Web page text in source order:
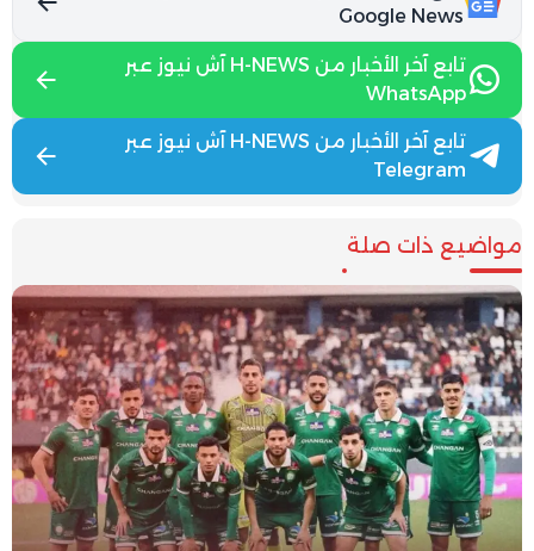
Google News
تابع آخر الأخبار من H-NEWS آش نيوز عبر
WhatsApp
تابع آخر الأخبار من H-NEWS آش نيوز عبر
Telegram
مواضيع ذات صلة